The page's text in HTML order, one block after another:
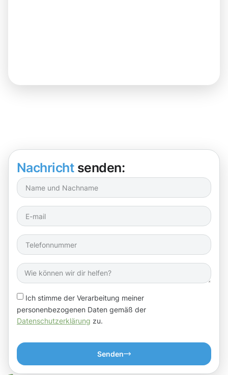
Nachricht senden:
Ich stimme der Verarbeitung meiner
personenbezogenen Daten gemäß der
Datenschutzerklärung zu.
Senden